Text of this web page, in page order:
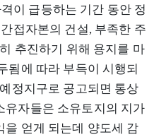
이 급등하는 기간 동안 정
접자본의 건설, 부족한 주
추진하기 위해 용지를 마
됨에 따라 부득이 시행되
정지구로 공고되면 통상
유자들은 소유토지의 지가
을 얻게 되는데 양도세 감